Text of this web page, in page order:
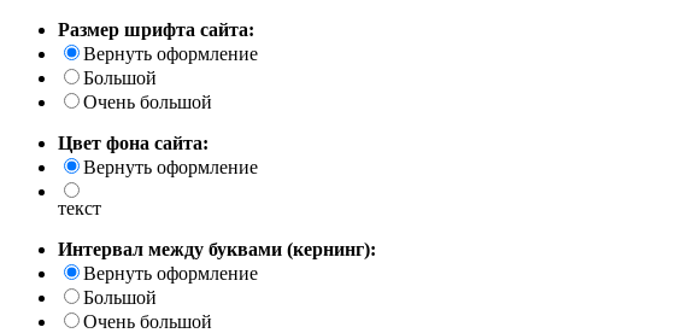
Размер шрифта сайта:
Вернуть оформление
Большой
Очень большой
Цвет фона сайта:
Вернуть оформление
текст
Интервал между буквами (кернинг):
Вернуть оформление
Большой
Очень большой